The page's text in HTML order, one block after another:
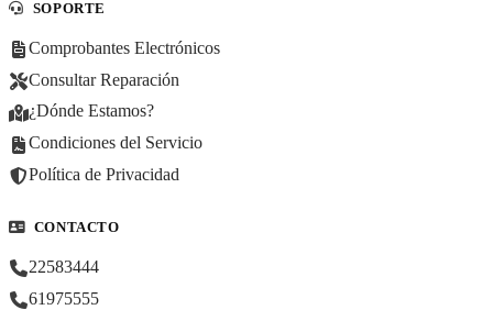
SOPORTE
Comprobantes Electrónicos
Consultar Reparación
¿Dónde Estamos?
Condiciones del Servicio
Política de Privacidad
CONTACTO
22583444
61975555